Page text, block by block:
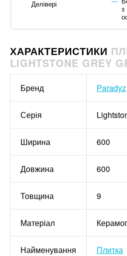
Делівері
з
ХАРАКТЕРИСТИКИ
LIGHTSTONE GREY
Бренд Paradyz
Серія
Ширина 600
Довжина 600
Товщина 9
Матеріал
Найменування Плитка